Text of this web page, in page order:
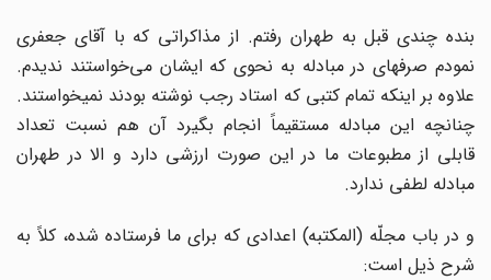
بنده چندی قبل به طهران رفتم. از مذاکراتی که با آقای جعفری
نمودم صرفه‏ای در مبادله به نحوی که ایشان می‌خواستند ندیدم.
علاوه بر اینکه تمام کتبی که استاد رجب نوشته بودند نمی‏خواستند.
چنانچه این مبادله مستقیماً انجام بگیرد آن هم نسبت تعداد
قابلی از مطبوعات ما در این صورت ارزشی دارد و الا در طهران
مبادله لطفی ندارد.
و در باب مجلّه (المکتبه) اعدادی که برای ما فرستاده شده، کلاً به
شرح ذیل است: